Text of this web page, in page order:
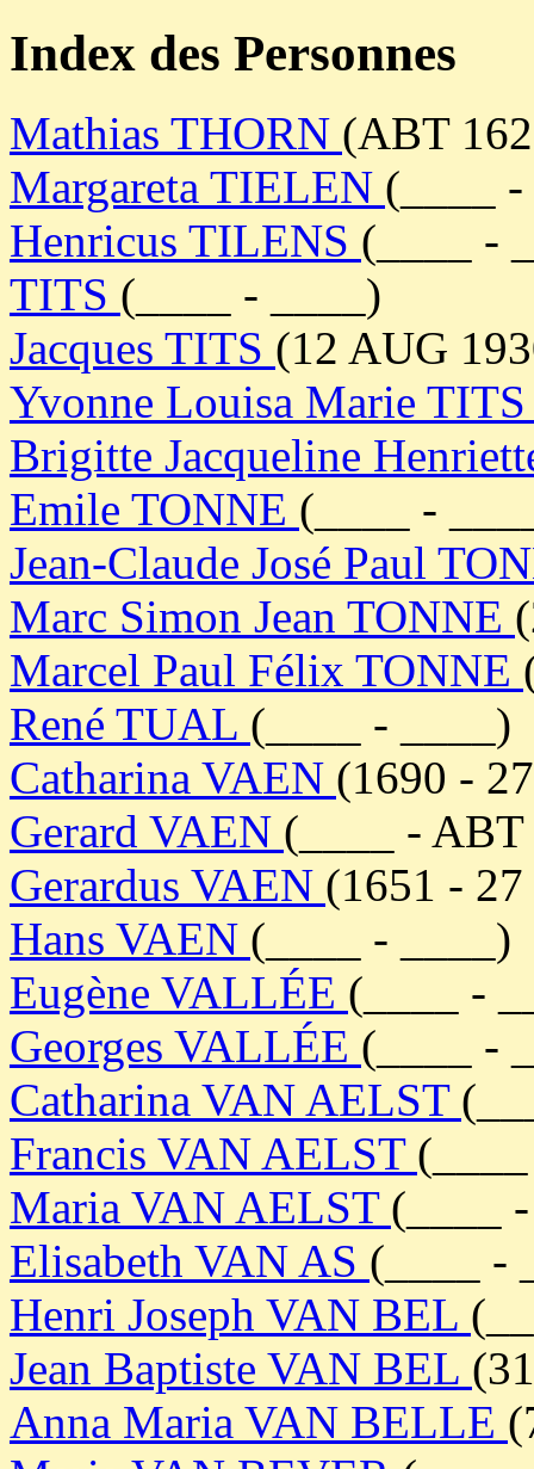
Index des Personnes
Mathias THORN (ABT
Margareta TIELEN (____
Henricus TILENS (____ -
TITS (____ - ____)
Jacques TITS (12 AUG
Yvonne Louisa Marie
Brigitte Jacqueline
Emile TONNE (____ -
Jean-Claude José Paul
Marc Simon Jean TONNE
Marcel Paul Félix TONNE
René TUAL (____ - ____)
Catharina VAEN (1690 -
Gerard VAEN (____ -
Gerardus VAEN (1651 -
Hans VAEN (____ - ____)
Eugène VALLÉE (____ -
Georges VALLÉE (____ -
Catharina VAN AELST
Francis VAN AELST
Maria VAN AELST (____
Elisabeth VAN AS (____ -
Henri Joseph VAN BEL
Jean Baptiste VAN BEL
Anna Maria VAN BELLE